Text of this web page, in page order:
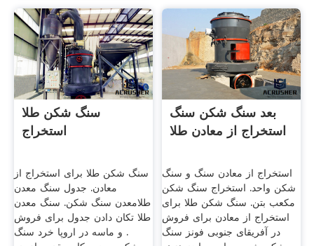
سنگ شکن طلا
استخراج
سنگ شکن طلا برای استخراج از
معادن. جدول سنگ معدن
طلامعدن سنگ شکن. سنگ معدن
طلا تکان دادن جدول برای فروش
. و ماسه در اروپا خرد سنگ
بعد سنگ شکن سنگ
استخراج از معادن طلا
استخراج از معادن سنگ و سنگ
شکن واحد. استخراج سنگ شکن
مکعب بتن. سنگ شکن طلا برای
استخراج از معادن برای فروش
در آفریقای جنوبی فونز سنگ